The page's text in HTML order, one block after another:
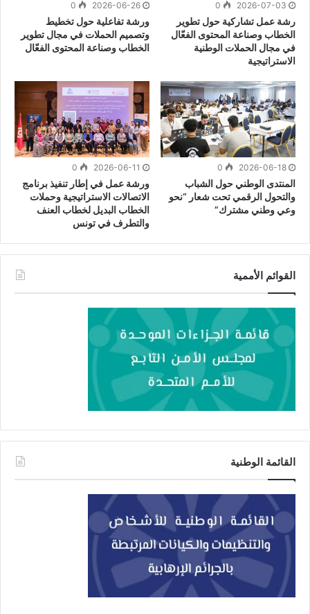
2026-07-03
0
رشة عمل تشاركية حول تطوير
الخطاب وصناعة المحتوى الفعّال
في مجال الحملات الوطنية
الاستراتيجية
2026-06-26
0
ورشة تفاعلية حول تخطيط
وتصميم الحملات في مجال تطوير
الخطاب وصناعة المحتوى الفعّال
2026-06-18
0
المنتدى الوطني حول الشباب
والتحول الرقمي تحت شعار “نحو
وعي وطني مشترك”
2026-06-11
0
ورشة عمل في إطار تنفيذ برنامج
الاتصالات الاستراتيجية وحملات
الخطاب البديل لخطاب العنف
والتطرف في تونس
القوائم الأممية
القائمة الوطنية